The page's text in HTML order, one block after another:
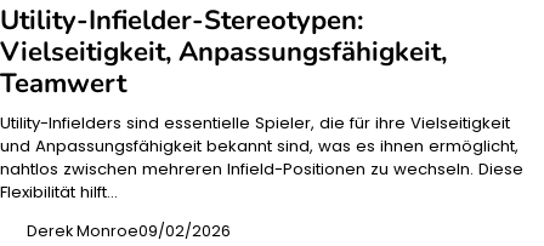
Utility-Infielder-Stereotypen:
Vielseitigkeit, Anpassungsfähigkeit,
Teamwert
Utility-Infielders sind essentielle Spieler, die für ihre Vielseitigkeit
und Anpassungsfähigkeit bekannt sind, was es ihnen ermöglicht,
nahtlos zwischen mehreren Infield-Positionen zu wechseln. Diese
Flexibilität hilft…
Derek Monroe09/02/2026